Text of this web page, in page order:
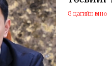
8 цагийн өмнө